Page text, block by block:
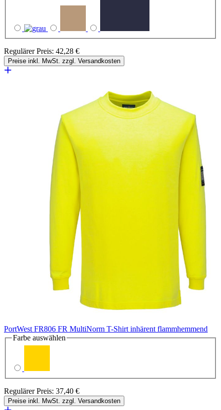
Regulärer Preis: 42,28 €
Preise inkl. MwSt. zzgl. Versandkosten
PortWest FR806 FR MultiNorm T-Shirt inhärent flammhemmend
Farbe auswählen
Regulärer Preis: 37,40 €
Preise inkl. MwSt. zzgl. Versandkosten